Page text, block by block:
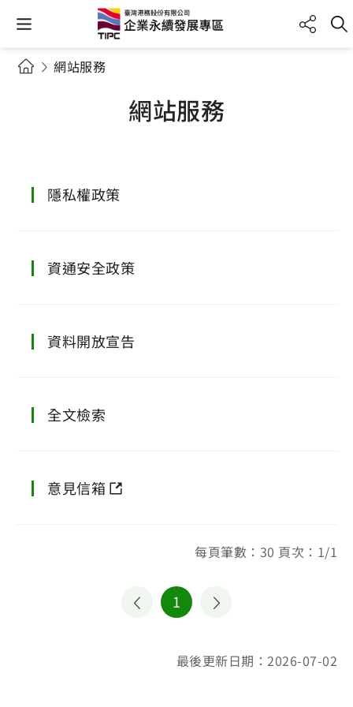
網站服務
網站服務
隱私權政策
資通安全政策
資料開放宣告
全文檢索
意見信箱
每頁筆數：30 頁次：1/1
1
最後更新日期：2026-07-02